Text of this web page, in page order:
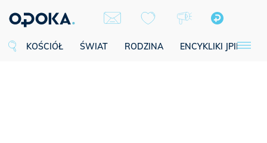
KOŚCIÓŁ ŚWIAT RODZINA ENCYKLIKI JPII